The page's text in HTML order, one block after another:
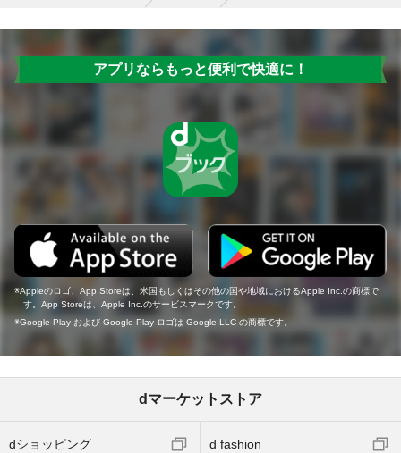
アプリならもっと便利で快適に！
Appleのロゴ、App Storeは、米国もしくはその他の国や地域におけるApple Inc.の商標で
す。App Storeは、Apple Inc.のサービスマークです。
Google Play および Google Play ロゴは Google LLC の商標です。
dマーケットストア
dショッピング d fashion